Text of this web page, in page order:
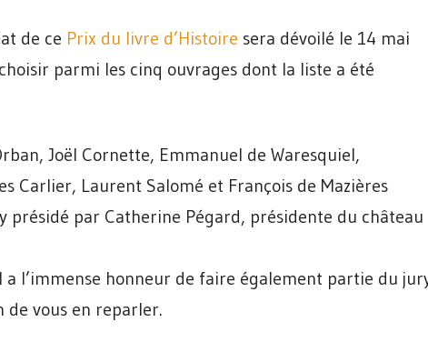
de ce Prix du livre d’Histoire sera dévoilé le 14 mai
parmi les cinq ouvrages dont la liste a été
Joël Cornette, Emmanuel de Waresquiel,
Carlier, Laurent Salomé et François de Mazières
présidé par Catherine Pégard, présidente du château
a l’immense honneur de faire également partie du
de vous en reparler.